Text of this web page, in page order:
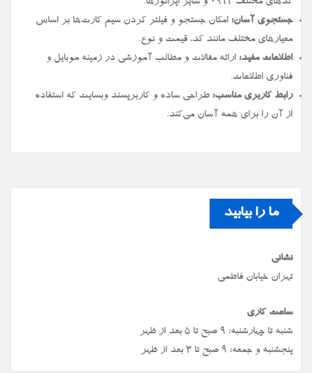
کدهای مختلف ۰۹۱۲ و سایر اپراتورها.
جستجوی آسان: امکان جستجو و فیلتر کردن سیم کارت‌ها بر اساس
معیارهای مختلف مانند کد، قیمت و نوع.
اطلاعات مفید: ارائه مقالات و مطالب آموزشی در زمینه موبایل و
فناوری اطلاعات.
رابط کاربری مناسب: طراحی ساده و کاربرپسند وبسایت که استفاده
از آن را برای همه آسان می‌کند.
ما را بیابید
نشانی
تهران خیابان فاطمی
ساعت کاری
شنبه تا چهارشنبه: ۹ صبح تا ۵ بعد از ظهر
پنجشنبه و جمعه: ۹ صبح تا ۳ بعد از ظهر